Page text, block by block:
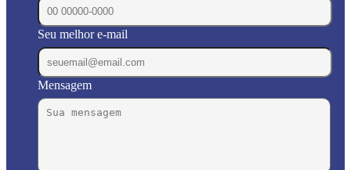
Seu melhor e-mail
Mensagem